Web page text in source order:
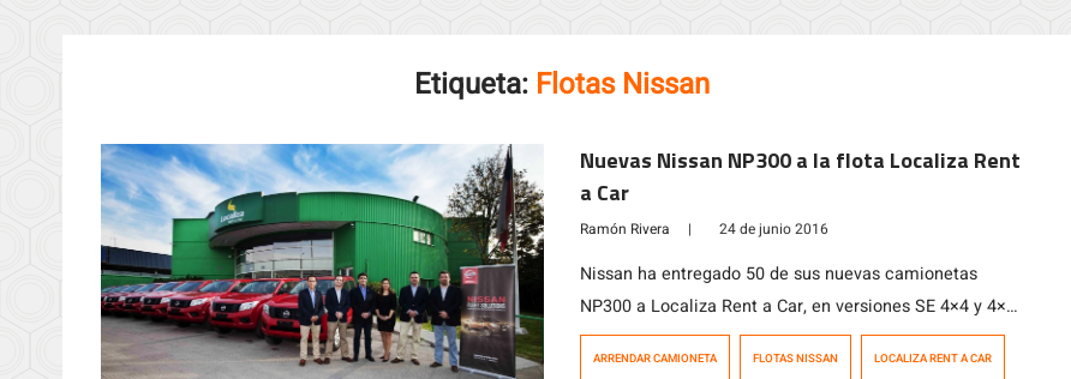
Etiqueta: Flotas Nissan
Nuevas Nissan NP300 a la flota Localiza Rent
a Car
Ramón Rivera | 24 de junio 2016
Nissan ha entregado 50 de sus nuevas camionetas
NP300 a Localiza Rent a Car, en versiones SE 4×4 y 4×2.
La operación fue llevada a cabo por Automotriz Portillo,
ARRENDAR CAMIONETA FLOTAS NISSAN LOCALIZA RENT A CAR